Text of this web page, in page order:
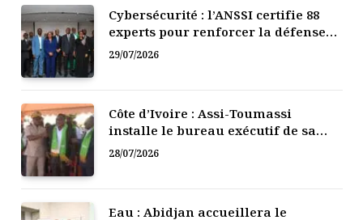
Cybersécurité : l’ANSSI certifie 88
experts pour renforcer la défense
numérique de la Côte d’Ivoire
29/07/2026
Côte d’Ivoire : Assi-Toumassi
installe le bureau exécutif de sa
mutuelle de développement
28/07/2026
Eau : Abidjan accueillera le